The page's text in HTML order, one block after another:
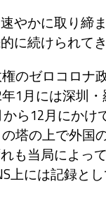
やかに取り締
に続けられてき
のゼロコロナ
1月には深圳
ら12月にかけ
塔の上で外国
も当局によっ
上には記録と